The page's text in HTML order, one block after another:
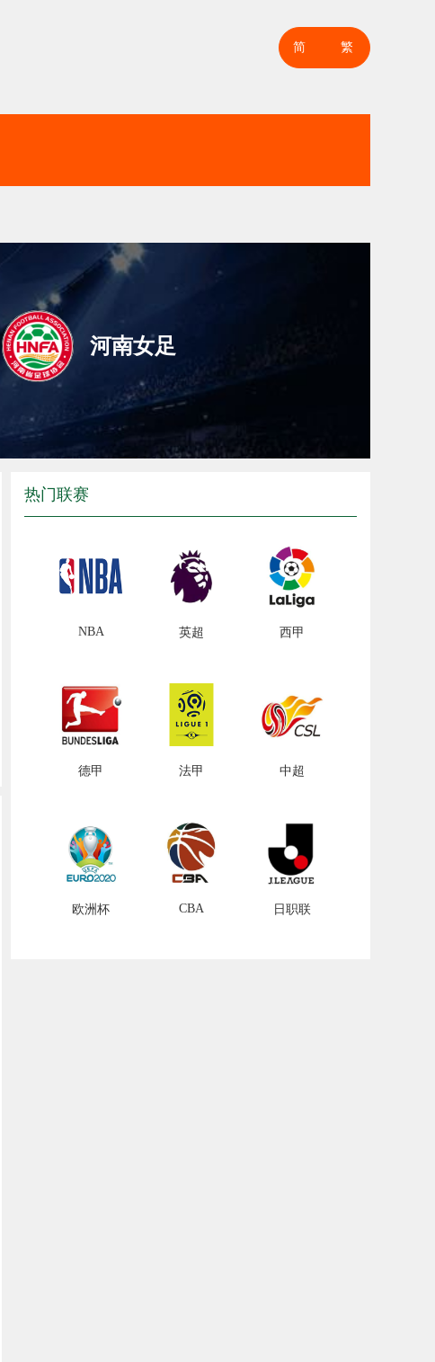
简 繁
河南女足
热门联赛
NBA 英超 西甲
德甲 法甲 中超
欧洲杯 CBA 日职联